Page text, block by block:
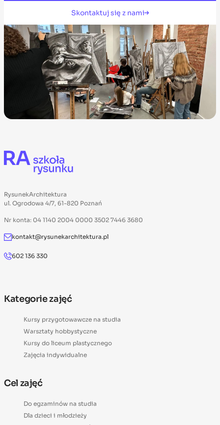
Skontaktuj się z nami
RysunekArchitektura
ul. Ogrodowa 4/7, 61-820 Poznań
Nr konta: 04 1140 2004 0000 3502 7446 3680
kontakt@rysunekarchitektura.pl
602 136 330
Kategorie zajęć
Kursy przygotowawcze na studia
Warsztaty hobbystyczne
Kursy do liceum plastycznego
Zajęcia indywidualne
Cel zajęć
Do egzaminów na studia
Dla dzieci i młodzieży